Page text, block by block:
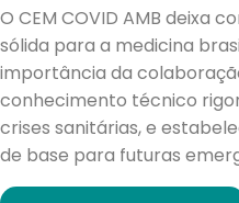
O CEM COVID AMB deixa
sólida para a medicina
importância da
conhecimento técnico
crises sanitárias, e
de base para futuras